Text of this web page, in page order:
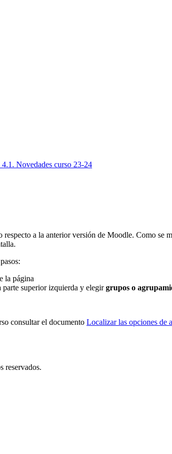
Novedades curso 23-24
a la anterior versión de Moodle. Como
la página
parte superior izquierda y elegirgrupos o
consultar el documento Localizar las opciones de
reservados.